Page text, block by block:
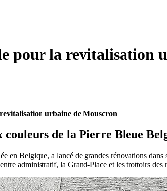
pour la revitalisation
urbaine de Mouscron
couleurs de la Pierre Bleue
en Belgique, a lancé de grandes rénovations
administratif, la Grand-Place et les trottoirs des